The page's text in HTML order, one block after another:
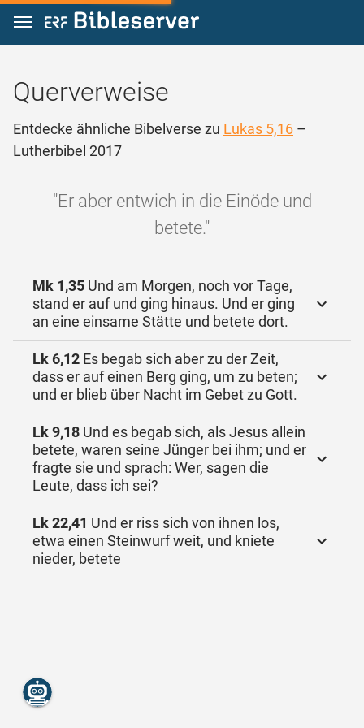
Zum Inhalt springen
Querverweise
Entdecke ähnliche Bibelverse zu Lukas 5,16 –
Lutherbibel 2017
"Er aber entwich in die Einöde und
betete."
Mk 1,35 Und am Morgen, noch vor Tage,
stand er auf und ging hinaus. Und er ging
an eine einsame Stätte und betete dort.
Lk 6,12 Es begab sich aber zu der Zeit,
dass er auf einen Berg ging, um zu beten;
und er blieb über Nacht im Gebet zu Gott.
Lk 9,18 Und es begab sich, als Jesus allein
betete, waren seine Jünger bei ihm; und er
fragte sie und sprach: Wer, sagen die
Leute, dass ich sei?
Lk 22,41 Und er riss sich von ihnen los,
etwa einen Steinwurf weit, und kniete
nieder, betete